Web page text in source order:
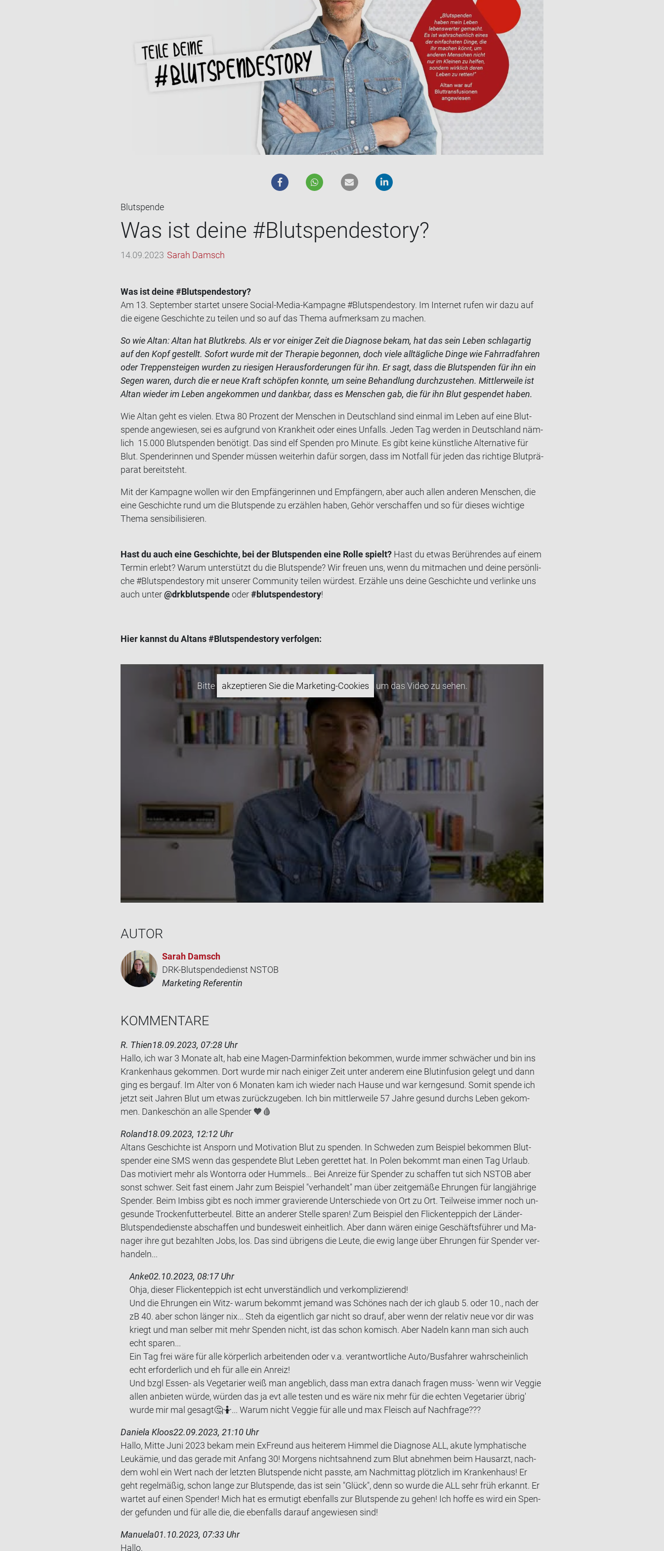
Blutspende
Was ist deine #Blut­spen­desto­ry?
14.09.2023 Sarah Damsch
Was ist deine #Blut­spen­desto­ry?
Am 13. Sep­tem­ber star­tet un­se­re Social-​Media-Kampagne #Blut­spen­desto­ry. Im In­ter­net rufen wir dazu auf
die ei­ge­ne Ge­schich­te zu tei­len und so auf das Thema auf­merk­sam zu ma­chen.
So wie Altan: Altan hat Blut­krebs. Als er vor ei­ni­ger Zeit die Dia­gno­se bekam, hat das sein Leben schlag­ar­tig
auf den Kopf ge­stellt. So­fort wurde mit der The­ra­pie be­gon­nen, doch viele all­täg­li­che Dinge wie Fahr­rad­fah­ren
oder Trep­pen­stei­gen wur­den zu rie­si­gen Her­aus­for­de­run­gen für ihn. Er sagt, dass die Blut­spen­den für ihn ein
Segen waren, durch die er neue Kraft schöp­fen konn­te, um seine Be­hand­lung durch­zu­ste­hen. Mitt­ler­wei­le ist
Altan wie­der im Leben an­ge­kom­men und dank­bar, dass es Men­schen gab, die für ihn Blut ge­spen­det haben.
Wie Altan geht es vie­len. Etwa 80 Pro­zent der Men­schen in Deutsch­land sind ein­mal im Leben auf eine Blut­
spen­de an­ge­wie­sen, sei es auf­grund von Krank­heit oder eines Un­falls. Jeden Tag wer­den in Deutsch­land näm­
lich 15.000 Blut­spen­den be­nö­tigt. Das sind elf Spen­den pro Mi­nu­te. Es gibt keine künst­li­che Al­ter­na­ti­ve für
Blut. Spen­de­rin­nen und Spen­der müs­sen wei­ter­hin dafür sor­gen, dass im Not­fall für jeden das rich­ti­ge Blut­prä­
pa­rat be­reit­steht.
Mit der Kam­pa­gne wol­len wir den Emp­fän­ge­rin­nen und Emp­fän­gern, aber auch allen an­de­ren Men­schen, die
eine Ge­schich­te rund um die Blut­spen­de zu er­zäh­len haben, Gehör ver­schaf­fen und so für die­ses wich­ti­ge
Thema sen­si­bi­li­sie­ren.
Hast du auch eine Ge­schich­te, bei der Blut­spen­den eine Rolle spielt? Hast du etwas Be­rüh­ren­des auf einem
Ter­min er­lebt? Warum un­ter­stützt du die Blut­spen­de? Wir freu­en uns, wenn du mit­ma­chen und deine per­sön­li­
che #Blut­spen­desto­ry mit un­se­rer Com­mu­ni­ty tei­len wür­dest. Er­zäh­le uns deine Ge­schich­te und ver­lin­ke uns
auch unter@drk­blut­spen­deoder#blut­spen­desto­ry!
Hier kannst du Altans #Blut­spen­desto­ry ver­fol­gen:
Bitte akzeptieren Sie die Marketing-Cookies um das Video zu sehen.
AUTOR
Sarah Damsch
DRK-Blutspendedienst NSTOB
Marketing Referentin
KOM­MEN­TA­RE
R. Thien18.09.2023, 07:28 Uhr
Hallo, ich war 3 Mo­na­te alt, hab eine Magen-​Darminfektion be­kom­men, wurde immer schwä­cher und bin ins
Kran­ken­haus ge­kom­men. Dort wurde mir nach ei­ni­ger Zeit unter an­de­rem eine Blut­in­fu­si­on ge­legt und dann
ging es berg­auf. Im Alter von 6 Mo­na­ten kam ich wie­der nach Hause und war kern­ge­sund. Somit spen­de ich
jetzt seit Jah­ren Blut um etwas zu­rück­zu­ge­ben. Ich bin mitt­ler­wei­le 57 Jahre ge­sund durchs Leben ge­kom­
men. Dan­ke­schön an alle Spen­der 🧡🩸
Roland18.09.2023, 12:12 Uhr
Altans Ge­schich­te ist An­sporn und Mo­ti­va­ti­on Blut zu spen­den. In Schwe­den zum Bei­spiel be­kom­men Blut­
spen­der eine SMS wenn das ge­spen­de­te Blut Leben ge­ret­tet hat. In Polen be­kommt man einen Tag Ur­laub.
Das mo­ti­viert mehr als Won­tor­ra oder Hum­mels... Bei An­rei­ze für Spen­der zu schaf­fen tut sich NSTOB aber
sonst schwer. Seit fast einem Jahr zum Bei­spiel "ver­han­delt" man über zeit­ge­mä­ße Eh­run­gen für lang­jäh­ri­ge
Spen­der. Beim Im­biss gibt es noch immer gra­vie­ren­de Un­ter­schie­de von Ort zu Ort. Teil­wei­se immer noch un­
ge­sun­de Tro­cken­fut­ter­beu­tel. Bitte an an­de­rer Stel­le spa­ren! Zum Bei­spiel den Fli­cken­tep­pich der Länder-​
Blutspendedienste ab­schaf­fen und bun­des­weit ein­heit­lich. Aber dann wären ei­ni­ge Ge­schäfts­füh­rer und Ma­
na­ger ihre gut be­zahl­ten Jobs, los. Das sind üb­ri­gens die Leute, die ewig lange über Eh­run­gen für Spen­der ver­
han­deln...
Anke02.10.2023, 08:17 Uhr
Ohja, die­ser Fli­cken­tep­pich ist echt un­ver­ständ­lich und ver­kom­pli­zie­rend!
Und die Eh­run­gen ein Witz- warum be­kommt je­mand was Schö­nes nach der ich glaub 5. oder 10., nach der
zB 40. aber schon län­ger nix... Steh da ei­gent­lich gar nicht so drauf, aber wenn der re­la­tiv neue vor dir was
kriegt und man sel­ber mit mehr Spen­den nicht, ist das schon ko­misch. Aber Na­deln kann man sich auch
echt spa­ren...
Ein Tag frei wäre für alle kör­per­lich ar­bei­ten­den oder v.a. ver­ant­wort­li­che Auto/Bus­fah­rer wahr­schein­lich
echt er­for­der­lich und eh für alle ein An­reiz!
Und bzgl Essen-​ als Ve­ge­ta­ri­er weiß man an­geb­lich, dass man extra da­nach fra­gen muss- 'wenn wir Ve­g­gie
allen an­bie­ten würde, wür­den das ja evt alle tes­ten und es wäre nix mehr für die ech­ten Ve­ge­ta­ri­er übrig'
wurde mir mal ge­sagt🤔🤷... Warum nicht Ve­g­gie für alle und max Fleisch auf Nach­fra­ge???
Daniela Kloos22.09.2023, 21:10 Uhr
Hallo, Mitte Juni 2023 bekam mein Ex­Freund aus hei­te­rem Him­mel die Dia­gno­se ALL, akute lympha­ti­sche
Leuk­ämie, und das ge­ra­de mit An­fang 30! Mor­gens nichts­ah­nend zum Blut ab­neh­men beim Haus­arzt, nach­
dem wohl ein Wert nach der letz­ten Blut­spen­de nicht pass­te, am Nach­mit­tag plötz­lich im Kran­ken­haus! Er
geht re­gel­mä­ßig, schon lange zur Blut­spen­de, das ist sein "Glück", denn so wurde die ALL sehr früh er­kannt. Er
war­tet auf einen Spen­der! Mich hat es er­mu­tigt eben­falls zur Blut­spen­de zu gehen! Ich hoffe es wird ein Spen­
der ge­fun­den und für alle die, die eben­falls dar­auf an­ge­wie­sen sind!
Manuela01.10.2023, 07:33 Uhr
Hallo,